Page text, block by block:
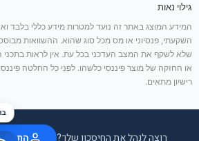
גילוי נאות
המידע המוצג באתר זה נועד למטרות מידע כללי בלבד
השקעתי, פנסיוני או מס מכל סוג שהוא. ההשוואות
שלא לשקף את המצב העדכני בכל עת. אין לראות
או החזקה של מוצר פיננסי כלשהו. לפני כל החלטה
רישיון מתאים.
רוצה לנהל את החיסכון שלך? התחבר